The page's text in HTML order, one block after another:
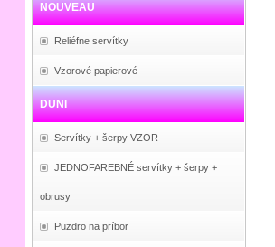
NOUVEAU
Reliéfne servítky
Vzorové papierové
DUNI
Servítky + šerpy VZOR
JEDNOFAREBNÉ servítky + šerpy +
obrusy
Puzdro na príbor